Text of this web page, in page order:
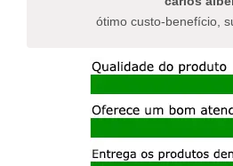
ótimo custo-benefício,